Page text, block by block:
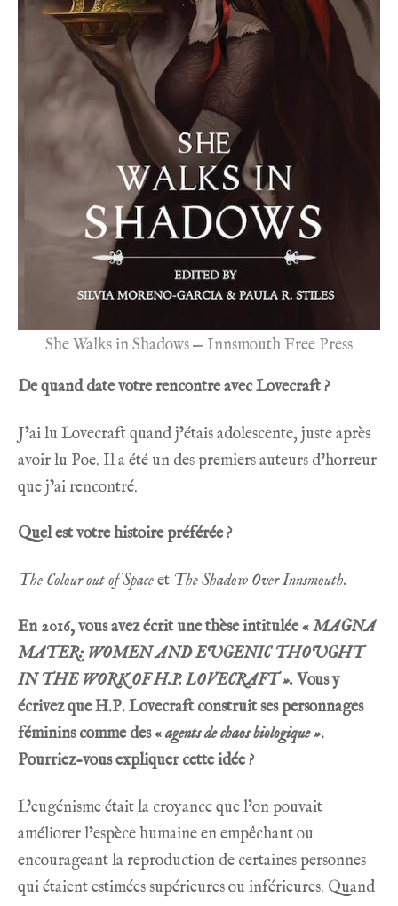
She Walks in Shadows — Innsmouth Free Press
De quand date votre rencontre avec Lovecraft ?
J’ai lu Lovecraft quand j’étais adolescente, juste après
avoir lu Poe. Il a été un des premiers auteurs d’horreur
que j’ai rencontré.
Quel est votre histoire préférée ?
The Colour out of Spaceet The Shadow Over Innsmouth.
En 2016, vous avez écrit une thèse intitulée«MAGNA
MATER: WOMEN AND EUGENIC THOUGHT
IN THE WORK OF H.P. LOVECRAFT». Vous y
écrivez que H.P. Lovecraft construit ses personnages
féminins comme des «agents de chaos biologique ».
Pourriez-vous expliquer cette idée ?
L’eugénisme était la croyance que l’on pouvait
améliorer l’espèce humaine en empêchant ou
encourageant la reproduction de certaines personnes
qui étaient estimées supérieures ou inférieures. Quand